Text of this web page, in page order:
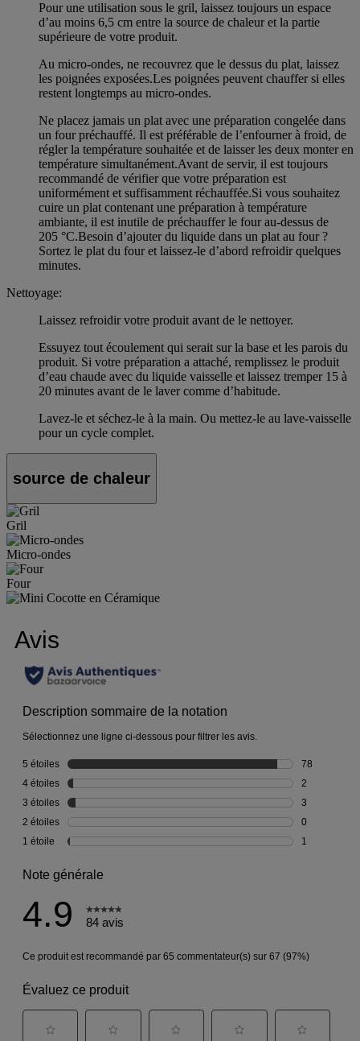
Pour une utilisation sous le gril, laissez toujours un espace
d’au moins 6,5 cm entre la source de chaleur et la partie
supérieure de votre produit.
Au micro-ondes, ne recouvrez que le dessus du plat, laissez
les poignées exposées.Les poignées peuvent chauffer si elles
restent longtemps au micro-ondes.
Ne placez jamais un plat avec une préparation congelée dans
un four préchauffé. Il est préférable de l’enfourner à froid, de
régler la température souhaitée et de laisser les deux monter en
température simultanément.Avant de servir, il est toujours
recommandé de vérifier que votre préparation est
uniformément et suffisamment réchauffée.Si vous souhaitez
cuire un plat contenant une préparation à température
ambiante, il est inutile de préchauffer le four au-dessus de
205 °C.Besoin d’ajouter du liquide dans un plat au four ?
Sortez le plat du four et laissez-le d’abord refroidir quelques
minutes.
Nettoyage:
Laissez refroidir votre produit avant de le nettoyer.
Essuyez tout écoulement qui serait sur la base et les parois du
produit. Si votre préparation a attaché, remplissez le produit
d’eau chaude avec du liquide vaisselle et laissez tremper 15 à
20 minutes avant de le laver comme d’habitude.
Lavez-le et séchez-le à la main. Ou mettez-le au lave-vaisselle
pour un cycle complet.
source de chaleur
Gril
Micro-ondes
Four